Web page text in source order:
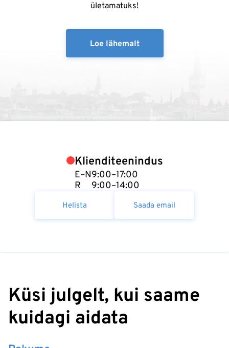
ületamatuks!
Loe lähemalt
Klienditeenindus
E–N
R
9:00–17:00
9:00–14:00
Helista Saada email
Küsi julgelt, kui saame
kuidagi aidata